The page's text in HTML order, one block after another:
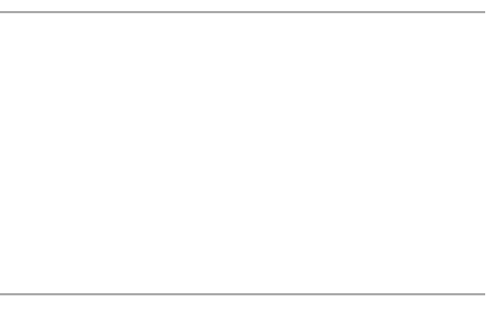
(also on mistakes) and further explanations.
(initial position - final position).